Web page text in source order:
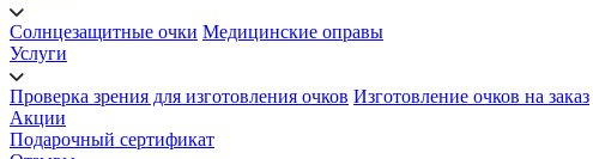
Солнцезащитные очки Медицинские оправы
Услуги
Проверка зрения для изготовления очков Изготовление очков на заказ
Акции
Подарочный сертификат